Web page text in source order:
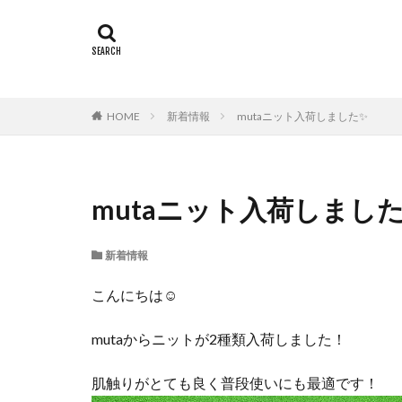
HOME 新着情報 mutaニット入荷しました✨
mutaニット入荷しまし
新着情報
こんにちは☺
mutaからニットが2種類入荷しました！
肌触りがとても良く普段使いにも最適です！